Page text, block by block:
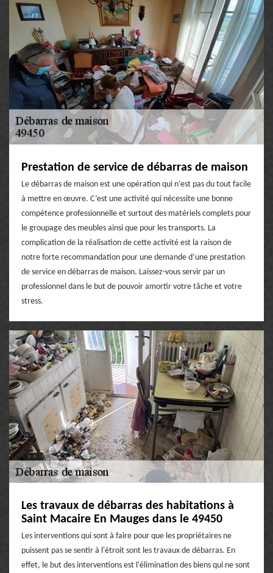
Prestation de service de débarras de maison
Le débarras de maison est une opération qui n’est pas du tout facile
à mettre en œuvre. C’est une activité qui nécessite une bonne
compétence professionnelle et surtout des matériels complets pour
le groupage des meubles ainsi que pour les transports. La
complication de la réalisation de cette activité est la raison de
notre forte recommandation pour une demande d’une prestation
de service en débarras de maison. Laissez-vous servir par un
professionnel dans le but de pouvoir amortir votre tâche et votre
stress.
Les travaux de débarras des habitations à
Saint Macaire En Mauges dans le 49450
Les interventions qui sont à faire pour que les propriétaires ne
puissent pas se sentir à l'étroit sont les travaux de débarras. En
effet, le but des interventions est l'élimination des biens qui ne sont